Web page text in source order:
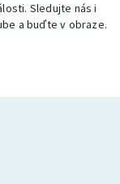
Sledujte nás i
a buďte v obraze.